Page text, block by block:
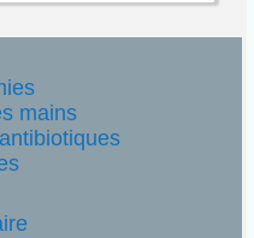
mains